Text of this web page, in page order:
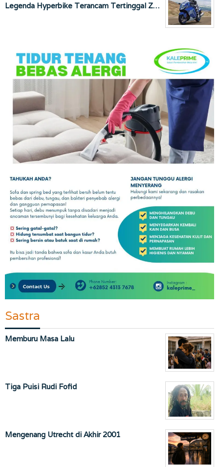
Legenda Hyperbike Terancam Tertinggal Z…
Sastra
Memburu Masa Lalu
Tiga Puisi Rudi Fofid
Mengenang Utrecht di Akhir 2001